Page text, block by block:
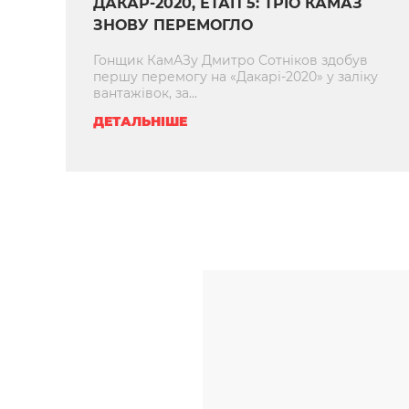
ДАКАР-2020, ЕТАП 5: ТРІО КАМАЗ
ЗНОВУ ПЕРЕМОГЛО
Гонщик КамАЗу Дмитро Сотніков здобув
першу перемогу на «Дакарі-2020» у заліку
вантажівок, за...
ДЕТАЛЬНІШЕ